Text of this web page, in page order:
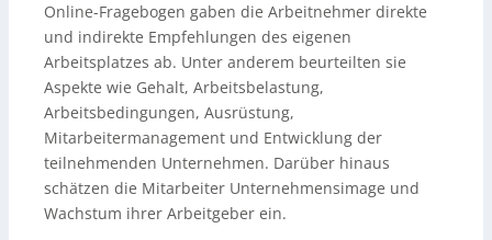
Online-Fragebogen gaben die Arbeitnehmer direkte
und indirekte Empfehlungen des eigenen
Arbeitsplatzes ab. Unter anderem beurteilten sie
Aspekte wie Gehalt, Arbeitsbelastung,
Arbeitsbedingungen, Ausrüstung,
Mitarbeitermanagement und Entwicklung der
teilnehmenden Unternehmen. Darüber hinaus
schätzen die Mitarbeiter Unternehmensimage und
Wachstum ihrer Arbeitgeber ein.